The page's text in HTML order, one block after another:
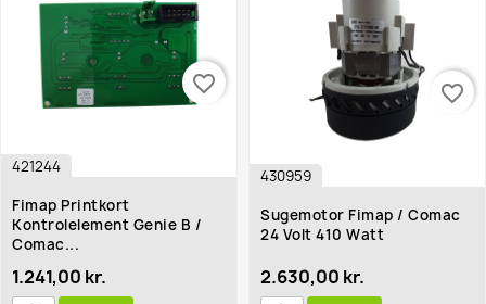
421244
Fimap Printkort
Kontrolelement Genie B /
Comac...
1.241,00 kr.
favorite_border
430959
Sugemotor Fimap / Comac
24 Volt 410 Watt
2.630,00 kr.
favorite_border